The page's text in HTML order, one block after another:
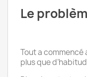
Le
Tout a
plus que